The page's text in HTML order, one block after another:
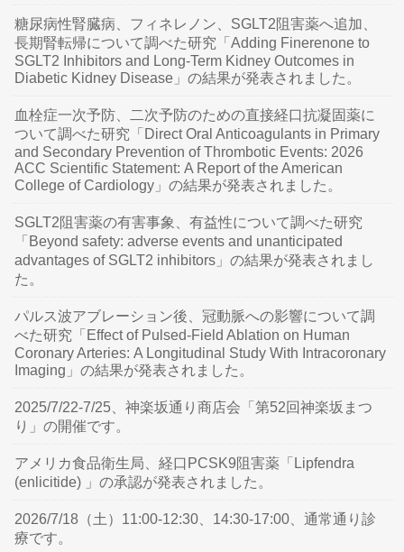
糖尿病性腎臓病、フィネレノン、SGLT2阻害薬へ追加、
長期腎転帰について調べた研究「Adding Finerenone to
SGLT2 Inhibitors and Long-Term Kidney Outcomes in
Diabetic Kidney Disease」の結果が発表されました。
血栓症一次予防、二次予防のための直接経口抗凝固薬に
ついて調べた研究「Direct Oral Anticoagulants in Primary
and Secondary Prevention of Thrombotic Events: 2026
ACC Scientific Statement: A Report of the American
College of Cardiology」の結果が発表されました。
SGLT2阻害薬の有害事象、有益性について調べた研究
「Beyond safety: adverse events and unanticipated
advantages of SGLT2 inhibitors」の結果が発表されまし
た。
パルス波アブレーション後、冠動脈への影響について調
べた研究「Effect of Pulsed-Field Ablation on Human
Coronary Arteries: A Longitudinal Study With Intracoronary
Imaging」の結果が発表されました。
2025/7/22-7/25、神楽坂通り商店会「第52回神楽坂まつ
り」の開催です。
アメリカ食品衛生局、経口PCSK9阻害薬「Lipfendra
(enlicitide) 」の承認が発表されました。
2026/7/18（土）11:00-12:30、14:30-17:00、通常通り診
療です。